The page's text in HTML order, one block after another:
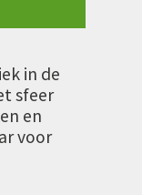
in de
sfeer
en
voor